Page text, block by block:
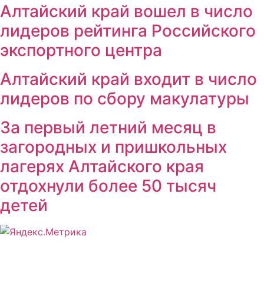
Алтайский край вошел в число
лидеров рейтинга Российского
экспортного центра
Алтайский край входит в число
лидеров по сбору макулатуры
За первый летний месяц в
загородных и пришкольных
лагерях Алтайского края
отдохнули более 50 тысяч
детей